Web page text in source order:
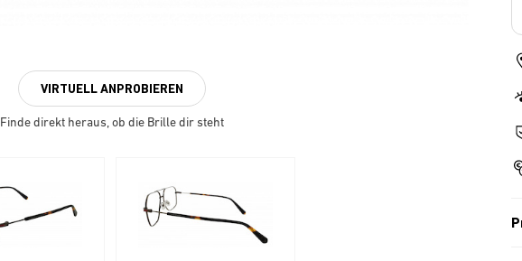
VIRTUELL ANPROBIEREN
Finde direkt heraus, ob die Brille dir steht